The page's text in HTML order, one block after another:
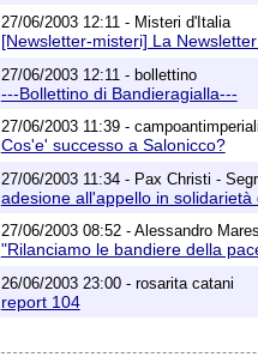
27/06/2003 12:11 - Misteri d'Italia
[Newsletter-misteri] La
27/06/2003 12:11 - bollettino
---Bollettino di Bandieragialla---
27/06/2003 11:39 -
Cos'e' successo a Salonicco?
27/06/2003 11:34 - Pax Christi -
adesione all'appello in solidarietà
27/06/2003 08:52 - Alessandro
"Rilanciamo le bandiere della
26/06/2003 23:00 - rosarita catani
report 104